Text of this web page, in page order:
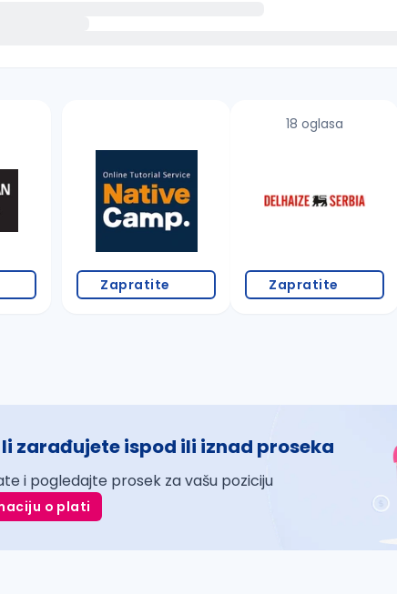
č, ć, š, đ, ž, dž)
Zapratite
18 oglasa
Zapratite
zarađujete ispod ili iznad proseka
i pogledajte prosek za vašu poziciju
o plati